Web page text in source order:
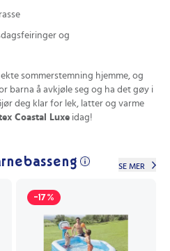
og
sommerstemning hjemme, og
barna å avkjøle seg og ha det gøy i
deg klar for lek, latter og varme
Coastal Luxe idag!
SE MER
-17%